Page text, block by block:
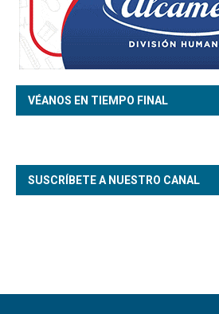
VÉANOS EN TIEMPO FINAL
SUSCRÍBETE A NUESTRO CANAL